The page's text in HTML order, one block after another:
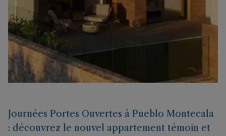
Journées Portes Ouvertes à Pueblo Montecala
: découvrez le nouvel appartement témoin et